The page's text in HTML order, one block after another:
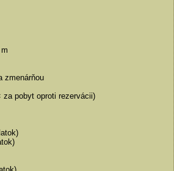
zmenárňou
za pobyt oproti rezervácii)